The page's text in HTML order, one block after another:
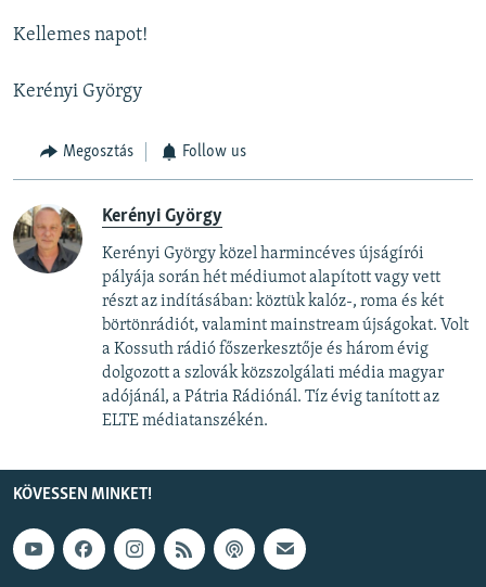
Kellemes napot!
Kerényi György
Megosztás Follow us
Kerényi György
Kerényi György közel harmincéves újságírói
pályája során hét médiumot alapított vagy vett
részt az indításában: köztük kalóz-, roma és két
börtönrádiót, valamint mainstream újságokat. Volt
a Kossuth rádió főszerkesztője és három évig
dolgozott a szlovák közszolgálati média magyar
adójánál, a Pátria Rádiónál. Tíz évig tanított az
ELTE médiatanszékén.
KÖVESSEN MINKET!